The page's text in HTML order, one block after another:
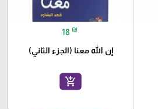
18 ₪
إن الله معنا (الجزء الثاني)
add_shopping_cart